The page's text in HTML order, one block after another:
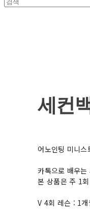
세컨
어노인팅 미니
카톡으로 배우
본 상품은 주 1
V 4회 레슨 : 1